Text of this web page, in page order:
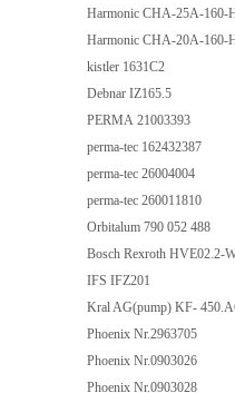
Harmonic CHA-25A-
Harmonic CHA-20A-
kistler 1631C2
Debnar IZ165.5
PERMA 21003393
perma-tec 162432387
perma-tec 26004004
perma-tec 260011810
Orbitalum 790 052 488
Bosch Rexroth HVE02.2-
IFS IFZ201
Kral AG(pump) KF-
Phoenix Nr.2963705
Phoenix Nr.0903026
Phoenix Nr.0903028